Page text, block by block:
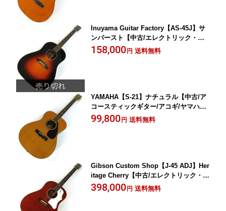
Inuyama Guitar Factory【AS-45J】サ
ンバースト【中古/エレクトリック・ア
コースティックギター/エレアコ】岡山
158,000 円 送料無料
YAMAHA【S-21】ナチュラル【中古/ア
コースティックギター/アコギ/ヤマハ】
岡山店
99,800 円 送料無料
Gibson Custom Shop【J-45 ADJ】Her
itage Cherry【中古/エレクトリック・ア
コースティックギター/エレアコ/2017年
製/ギブソンカスタムショップ】岡山店
398,000 円 送料無料